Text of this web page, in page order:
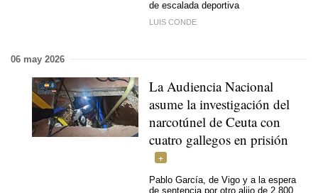
de escalada deportiva
LUIS CONDE
06 may 2026
La Audiencia Nacional
asume la investigación del
narcotúnel de Ceuta con
cuatro gallegos en prisión
Pablo García, de Vigo y a la espera
de sentencia por otro alijo de 2.800